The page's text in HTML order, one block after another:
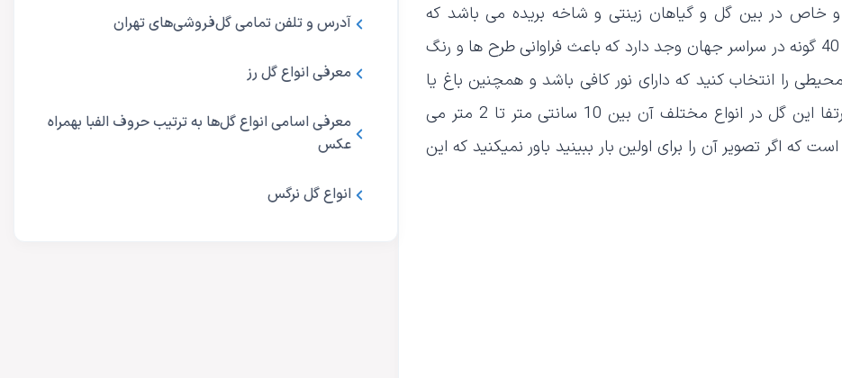
و خاص در بین گل و گیاهان زینتی و شاخه بریده می باشد که
طرفداران خاص خود را دارد. از این گل زیبا نزدیک به 40 گونه در سراسر جهان وجد دارد که باعث فراوانی طرح ها و رنگ
را انتخاب کنید که دارای نور کافی باشد و همچنین باغ یا
باغچه محل کاشت نیز کامل زهکشی شده باشد. ارتفا این گل در انواع مختلف آن بین 10 سانتی متر تا 2 متر می
اگر تصویر آن را برای اولین بار ببینید باور نمیکنید که این
آدرس و تلفن تمامی گل‌فروشی‌های تهران
معرفی انواع گل رز
معرفی اسامی انواع گل‌ها به ترتیب حروف الفبا بهمراه
عکس
انواع گل نرگس